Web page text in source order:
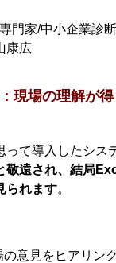
門家/中小企業診
康広
現場の理解が
って導入したシス
敬遠され、結局
られます。
の意見をヒアリン